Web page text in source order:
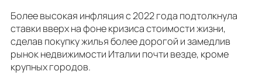
Более высокая инфляция с 2022 года подтолкнула
ставки вверх на фоне кризиса стоимости жизни,
сделав покупку жилья более дорогой и замедлив
рынок недвижимости Италии почти везде, кроме
крупных городов.